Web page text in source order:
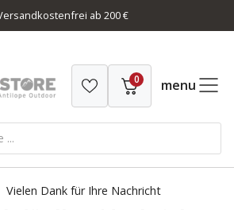
ab 200 €
0 menu
Vielen Dank für Ihre Nachricht